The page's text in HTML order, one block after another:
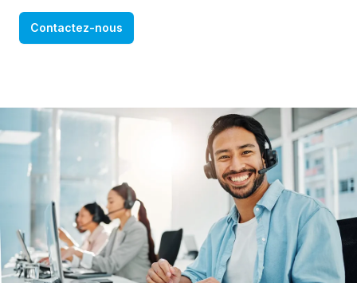
Contactez-nous